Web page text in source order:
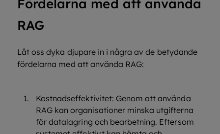
Fördelarna med att använda
RAG
Låt oss dyka djupare in i några av de betydande
fördelarna med att använda RAG:
Kostnadseffektivitet: Genom att använda
RAG kan organisationer minska utgifterna
för datalagring och bearbetning. Eftersom